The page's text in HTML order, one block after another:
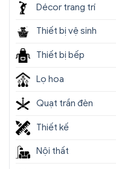
Décor trang trí
Thiết bị vệ sinh
Thiết bị bếp
Lọ hoa
Quạt trần đèn
Thiết kế
Nội thất